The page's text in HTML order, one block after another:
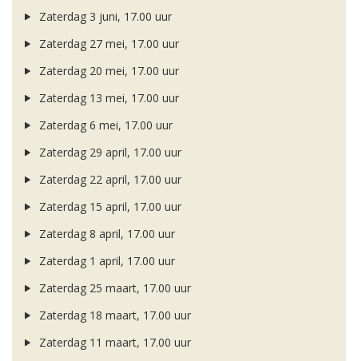
Zaterdag 3 juni, 17.00 uur
Zaterdag 27 mei, 17.00 uur
Zaterdag 20 mei, 17.00 uur
Zaterdag 13 mei, 17.00 uur
Zaterdag 6 mei, 17.00 uur
Zaterdag 29 april, 17.00 uur
Zaterdag 22 april, 17.00 uur
Zaterdag 15 april, 17.00 uur
Zaterdag 8 april, 17.00 uur
Zaterdag 1 april, 17.00 uur
Zaterdag 25 maart, 17.00 uur
Zaterdag 18 maart, 17.00 uur
Zaterdag 11 maart, 17.00 uur